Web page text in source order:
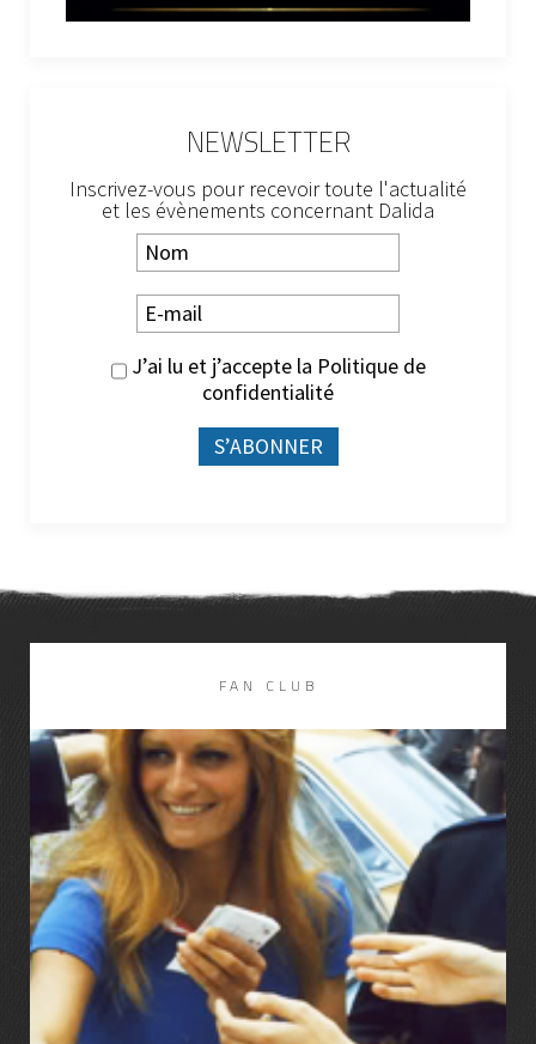
NEWSLETTER
Inscrivez-vous pour recevoir toute l'actualité
et les évènements concernant Dalida
J’ai lu et j’accepte la Politique de
confidentialité
FAN CLUB
LIRE LA SUITE